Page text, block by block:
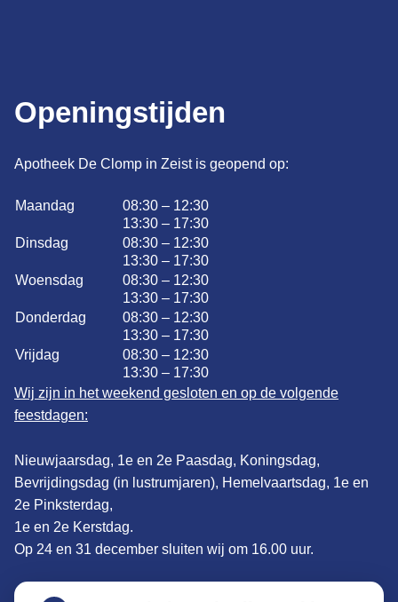
Openingstijden
Apotheek De Clomp in Zeist is geopend op:
Maandag
08:30 – 12:30
13:30 – 17:30
Dinsdag
08:30 – 12:30
13:30 – 17:30
Woensdag
08:30 – 12:30
13:30 – 17:30
Donderdag
08:30 – 12:30
13:30 – 17:30
Vrijdag
08:30 – 12:30
13:30 – 17:30
Wij zijn in het weekend gesloten en op de volgende
feestdagen:
Nieuwjaarsdag, 1e en 2e Paasdag, Koningsdag,
Bevrijdingsdag (in lustrumjaren), Hemelvaartsdag, 1e en
2e Pinksterdag,
1e en 2e Kerstdag.
Op 24 en 31 december sluiten wij om 16.00 uur.
Adres: